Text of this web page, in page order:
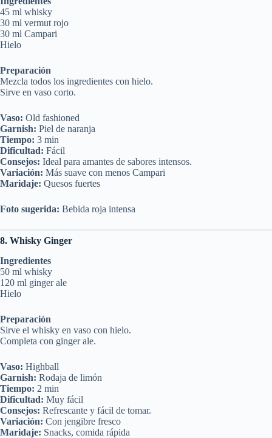
45 ml whisky
30 ml vermut rojo
30 ml Campari
Hielo
Preparación
Mezcla todos los ingredientes con hielo.
Sirve en vaso corto.
Vaso: Old fashioned
Garnish: Piel de naranja
Tiempo: 3 min
Dificultad: Fácil
Consejos: Ideal para amantes de sabores intensos.
Variación: Más suave con menos Campari
Maridaje: Quesos fuertes
Foto sugerida: Bebida roja intensa
8. Whisky Ginger
Ingredientes
50 ml whisky
120 ml ginger ale
Hielo
Preparación
Sirve el whisky en vaso con hielo.
Completa con ginger ale.
Vaso: Highball
Garnish: Rodaja de limón
Tiempo: 2 min
Dificultad: Muy fácil
Consejos: Refrescante y fácil de tomar.
Variación: Con jengibre fresco
Maridaje: Snacks, comida rápida